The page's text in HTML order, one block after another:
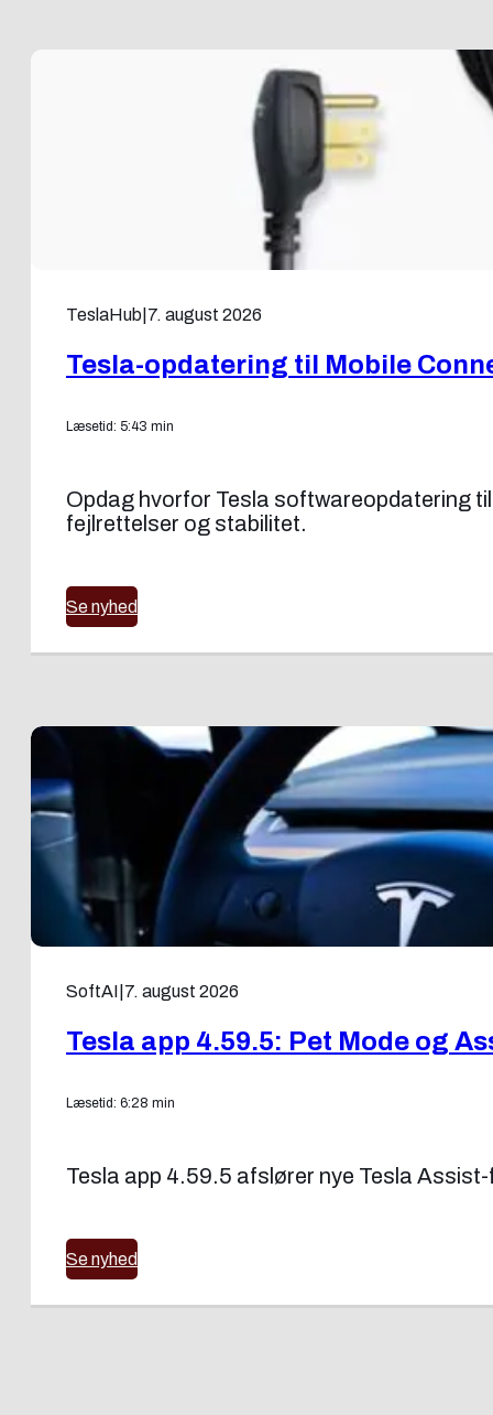
TeslaHub 7. august 2026
Tesla-opdatering til Mobile
Læsetid: 5:43 min
Opdag hvorfor Tesla softwareopdatering
fejlrettelser og stabilitet.
Se nyhed
SoftAI 7. august 2026
Tesla app 4.59.5: Pet Mode og
Læsetid: 6:28 min
Tesla app 4.59.5 afslører nye Tesla
Se nyhed